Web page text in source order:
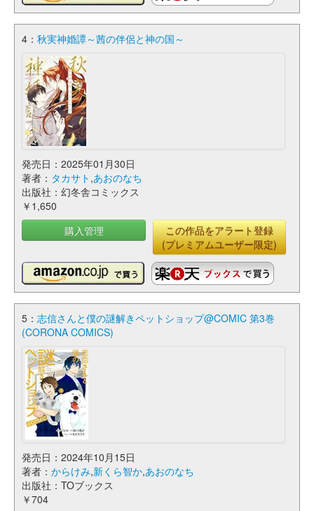
4： 秋実神婚譚～茜の伴侶と神の国～
発売日：2025年01月30日
著者： タカサト ,あおのなち
出版社：幻冬舎コミックス
￥1,650
購入管理
この作品をアラート登録
(プレミアムユーザー限定)
5： 志信さんと僕の謎解きペットショップ@COMIC 第3巻
(CORONA COMICS)
発売日：2024年10月15日
著者： からけみ,新くら智か,あおのなち
出版社：TOブックス
￥704